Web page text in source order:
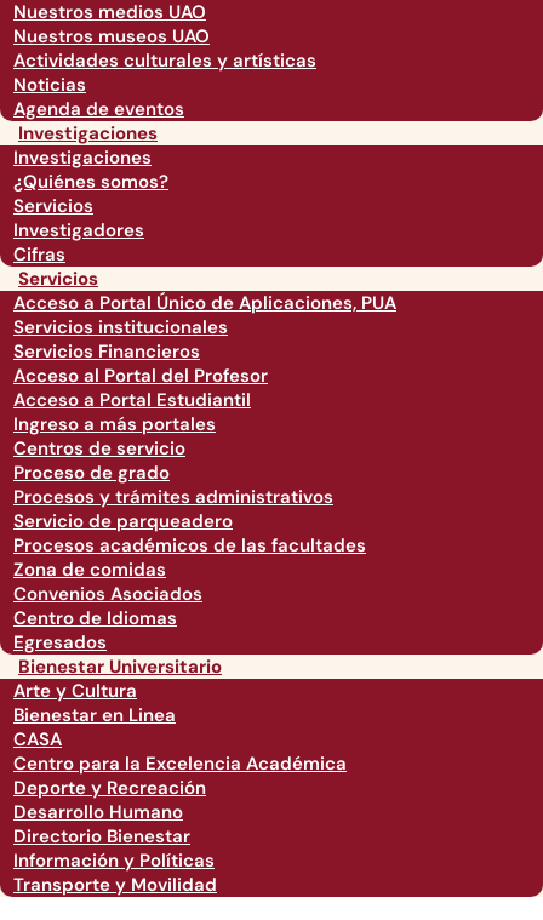
Nuestros medios UAO
Nuestros museos UAO
Actividades culturales y artísticas
Noticias
Agenda de eventos
Investigaciones
Investigaciones
¿Quiénes somos?
Servicios
Investigadores
Cifras
Servicios
Acceso a Portal Único de Aplicaciones, PUA
Servicios institucionales
Servicios Financieros
Acceso al Portal del Profesor
Acceso a Portal Estudiantil
Ingreso a más portales
Centros de servicio
Proceso de grado
Procesos y trámites administrativos
Servicio de parqueadero
Procesos académicos de las facultades
Zona de comidas
Convenios Asociados
Centro de Idiomas
Egresados
Bienestar Universitario
Arte y Cultura
Bienestar en Linea
CASA
Centro para la Excelencia Académica
Deporte y Recreación
Desarrollo Humano
Directorio Bienestar
Información y Políticas
Transporte y Movilidad